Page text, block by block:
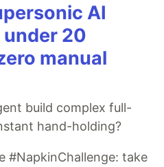
AI
20
manual
build complex full-
hand-holding?
#NapkinChallenge: take